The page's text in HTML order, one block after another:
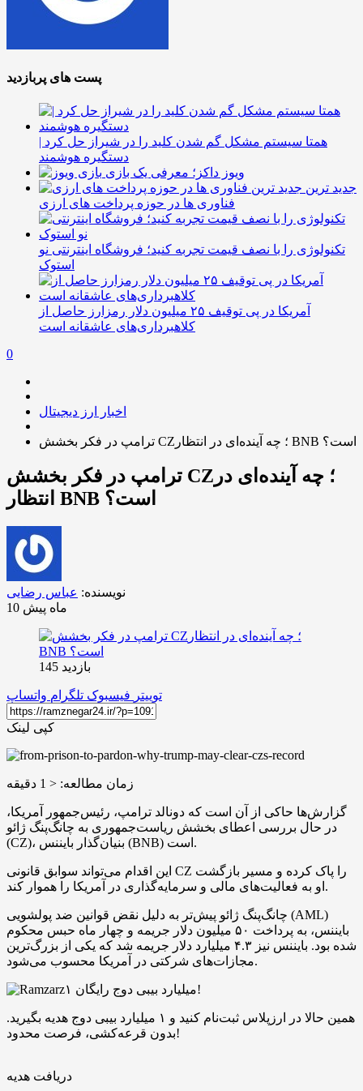
پست های پربازدید
همتا سیستم مشکل گم شدن کلید را در شیراز حل کرد |
دستگیره هوشمند
ویوز داکز؛ معرفی یک بازی
جدید ترین
فناوری ها در حوزه پرداخت های ارزی
تکنولوژی را با نصف قیمت تجربه کنید؛ فروشگاه اینترنتی نو
استوک
آمریکا در پی توقیف ۲۵ میلیون دلار رمزارز حاصل از
کلاهبرداری‌های عاشقانه است
0
اخبار ارز دیجیتال
ترامپ در فکر بخشش CZ؛ چه آینده‌ای در انتظار BNB است؟
ترامپ در فکر بخشش CZ؛ چه آینده‌ای در
انتظار BNB است؟
نویسنده: عباس رضایی
10 ماه پیش
بازدید 145
توییتر فیسبوک تلگرام واتساپ
کپی لینک
زمان مطالعه: < 1 دقیقه
گزارش‌ها حاکی از آن است که دونالد ترامپ، رئیس‌جمهور آمریکا،
در حال بررسی اعطای بخشش ریاست‌جمهوری به چانگ‌پنگ ژائو
(CZ)، بنیان‌گذار بایننس (BNB) است.
این اقدام می‌تواند سوابق قانونی CZ را پاک کرده و مسیر بازگشت
او به فعالیت‌های مالی و سرمایه‌گذاری در آمریکا را هموار کند.
چانگ‌پنگ ژائو پیش‌تر به دلیل نقض قوانین ضد پولشویی (AML)
بایننس، به پرداخت ۵۰ میلیون دلار جریمه و چهار ماه حبس محکوم
شده بود. بایننس نیز ۴.۳ میلیارد دلار جریمه شد که یکی از بزرگ‌ترین
مجازات‌های شرکتی در آمریکا محسوب می‌شود.
۱ میلیارد بیبی دوج رایگان!
همین حالا در ارزپلاس ثبت‌نام کنید و ۱ میلیارد بیبی دوج هدیه بگیرید.
بدون قرعه‌کشی، فرصت محدود!
دریافت هدیه